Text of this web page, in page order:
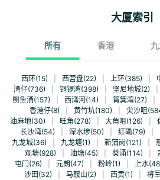
大厦索引
所有 香港
西环(15) 西营盘(22) 上环(385)
湾仔(736)
铜锣湾(398) 坚尼地城(2)
鲗鱼涌(157)
西湾河(14) 筲箕湾(27)
香港仔(8)
黄竹坑(180) 尖沙咀
油麻地(30)
旺角(278) 大角咀(126)
长沙湾(54)
深水埗(50) 红磡(79)
九龙城(36)
九龙塘(1) 新蒲岗(121)
观塘(928)
油塘(45) 葵涌(114)
屯门(26)
元朗(47) 粉岭(1) 上水
沙田(32)
马鞍山(2) 西贡(1) 将